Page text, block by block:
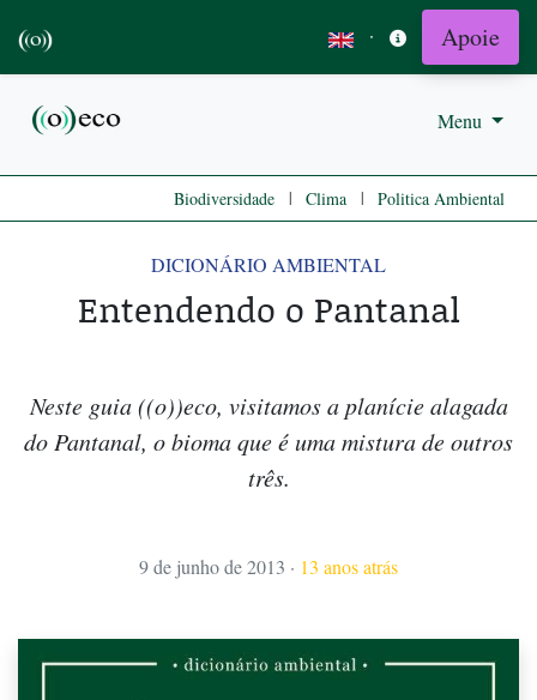
· Apoie
Menu
Biodiversidade | Clima | Politica Ambiental
DICIONÁRIO AMBIENTAL
Entendendo o Pantanal
Neste guia ((o))eco, visitamos a planície alagada
do Pantanal, o bioma que é uma mistura de outros
três.
9 de junho de 2013 · 13 anos atrás